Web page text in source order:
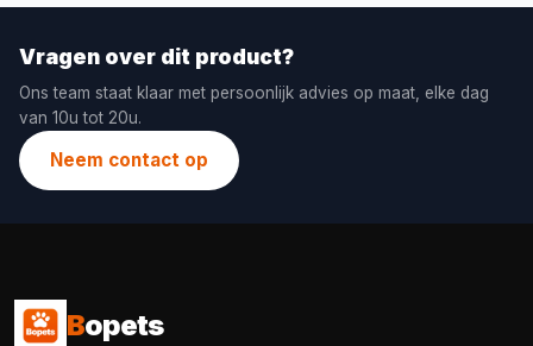
Vragen over dit product?
Ons team staat klaar met persoonlijk advies op maat, elke dag
van 10u tot 20u.
Neem contact op
Bopets